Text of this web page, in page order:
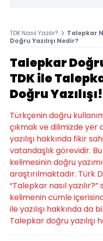
TDK Nasıl Yazılır?
Talepkar
Doğru Yazılışı Nedir?
Talepkar
TDK ile
Doğru Yazılışı!
Türkçenin doğru
çıkmak ve dilimizde
yazılışı hakkında fikir
vatandaşlık görevidir.
kelimesinin doğru
araştırılmaktadır. Türk
“Talepkar nasıl
kelimenin cümle
ile yazılışı hakkında da
Talepkar doğru yazılışı